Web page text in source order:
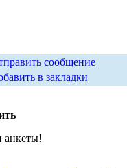
сообщение
в закладки
анкеты!